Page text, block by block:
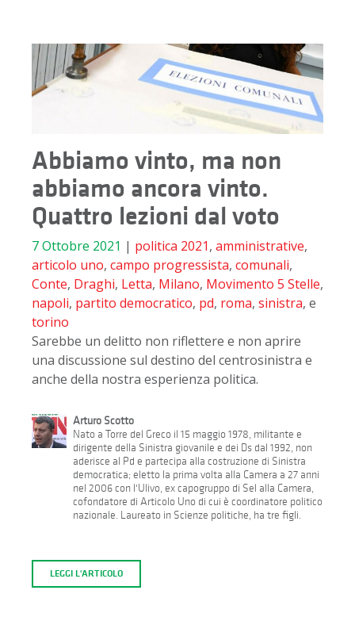
Abbiamo vinto, ma non
abbiamo ancora vinto.
Quattro lezioni dal voto
7 Ottobre 2021 | politica 2021, amministrative,
articolo uno, campo progressista, comunali,
Conte, Draghi, Letta, Milano, Movimento 5 Stelle,
napoli, partito democratico, pd, roma, sinistra, e
torino
Sarebbe un delitto non riflettere e non aprire
una discussione sul destino del centrosinistra e
anche della nostra esperienza politica.
Arturo Scotto
Nato a Torre del Greco il 15 maggio 1978, militante e
dirigente della Sinistra giovanile e dei Ds dal 1992, non
aderisce al Pd e partecipa alla costruzione di Sinistra
democratica; eletto la prima volta alla Camera a 27 anni
nel 2006 con l'Ulivo, ex capogruppo di Sel alla Camera,
cofondatore di Articolo Uno di cui è coordinatore politico
nazionale. Laureato in Scienze politiche, ha tre figli.
LEGGI L'ARTICOLO